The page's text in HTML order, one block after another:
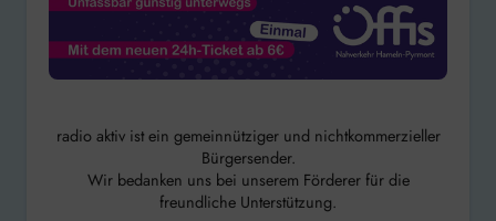
radio aktiv ist ein gemeinnütziger und nichtkommerzieller
Bürgersender.
Wir bedanken uns bei unserem Förderer für die
freundliche Unterstützung.